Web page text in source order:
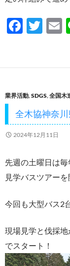
F
b
o
o
k
T
er
業界活動,SDGS,全国木
全木協神奈
2024年12月11日
先週の土曜日は
見学バスツアーを
今回も大型バス2
現場見学と伐採
でスタート！